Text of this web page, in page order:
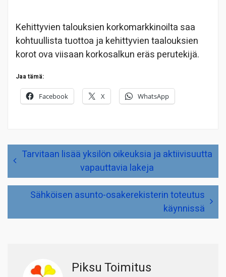
Kehittyvien talouksien korkomarkkinoilta saa
kohtuullista tuottoa ja kehittyvien taalouksien
korot ova viisaan korkosalkun eräs perutekijä.
Jaa tämä:
Facebook X WhatsApp
Artikkelien
selausTarvitaan lisää yksilön oikeuksia ja aktiivisuutta
vapauttavia lakeja
Sähköisen asunto-osakerekisterin toteutus
käynnissä
Piksu Toimitus